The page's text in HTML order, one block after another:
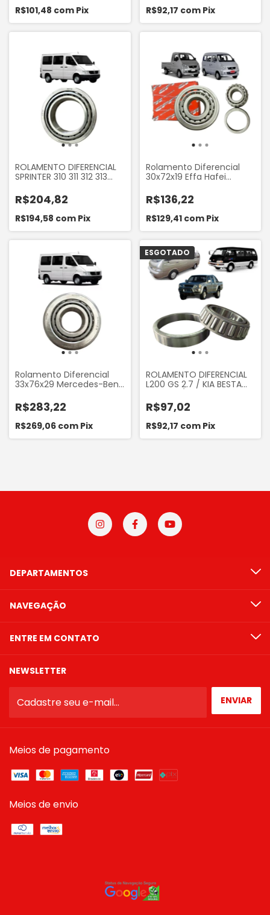
R$101,48 com Pix R$92,17 com Pix
ROLAMENTO DIFERENCIAL
SPRINTER 310 311 312 313
R$204,82
R$194,58 com Pix
Rolamento Diferencial
30x72x19 Effa Hafei
Original
R$136,22
R$129,41 com Pix
Rolamento Diferencial
33x76x29 Mercedes-Benz
até 2011 Koyo Original
R$283,22
R$269,06 com Pix
ESGOTADO
ROLAMENTO DIFERENCIAL
L200 GS 2.7 / KIA BESTA
R$97,02
R$92,17 com Pix
DEPARTAMENTOS
NAVEGAÇÃO
ENTRE EM CONTATO
NEWSLETTER
Meios de pagamento
Meios de envio